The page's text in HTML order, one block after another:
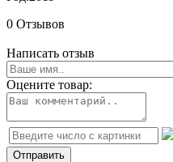
0 Отзывов
Написать отзыв
Оцените товар: